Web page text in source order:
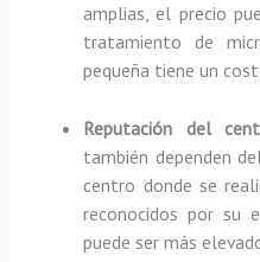
amplias, el precio
tratamiento de
pequeña tiene un
Reputación del
también dependen
centro donde se
reconocidos por su
puede ser más